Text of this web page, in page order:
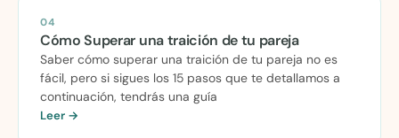
04
Cómo Superar una traición de tu pareja
Saber cómo superar una traición de tu pareja no es
fácil, pero si sigues los 15 pasos que te detallamos a
continuación, tendrás una guía
Leer →